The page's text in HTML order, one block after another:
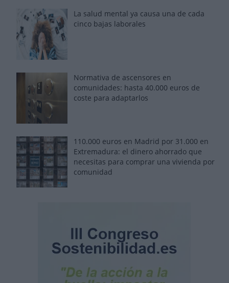
La salud mental ya causa una de cada
cinco bajas laborales
Normativa de ascensores en
comunidades: hasta 40.000 euros de
coste para adaptarlos
110.000 euros en Madrid por 31.000 en
Extremadura: el dinero ahorrado que
necesitas para comprar una vivienda por
comunidad